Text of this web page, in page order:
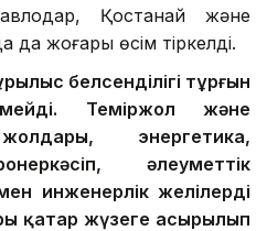
Қостанай және
да жоғары өсім тіркелді.
белсенділігі тұрғын
Теміржол және
энергетика,
әлеуметтік
инженерлік желілерді
қатар жүзеге асырылып